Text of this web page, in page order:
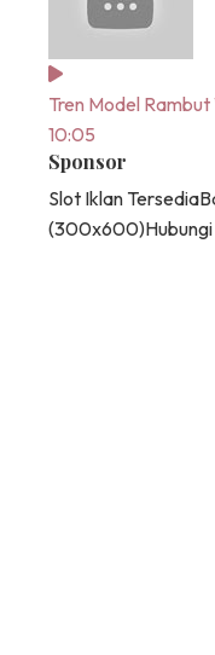
Tren Model
10:05
Sponsor
Slot Iklan Tersedia
(300x600)